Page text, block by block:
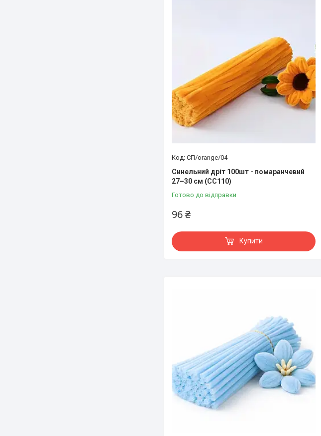
СП/orange/04
Синельний дріт 100шт - помаранчевий
27–30 см (СC110)
Готово до відправки
96 ₴
Купити